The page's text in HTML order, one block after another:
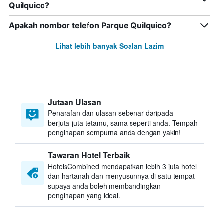
Quilquico?
Apakah nombor telefon Parque Quilquico?
Lihat lebih banyak Soalan Lazim
Jutaan Ulasan
Penarafan dan ulasan sebenar daripada
berjuta-juta tetamu, sama seperti anda. Tempah
penginapan sempurna anda dengan yakin!
Tawaran Hotel Terbaik
HotelsCombined mendapatkan lebih 3 juta hotel
dan hartanah dan menyusunnya di satu tempat
supaya anda boleh membandingkan
penginapan yang ideal.